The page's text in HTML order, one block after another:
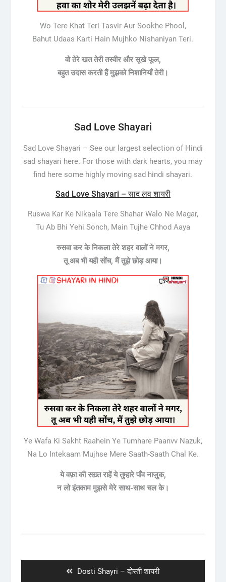
Wo Tere Khat Teri Tasvir Aur Sookhe Phool,
Bahut Udaas Karti Hain Mujhko Nishaniyan Teri.
वो तेरे खत तेरी तस्वीर और सूखे फूल,
बहुतउदासकरती हैं मुझको निशानियाँ तेरी।
Sad Love Shayari
Sad Love Shayari – See our largest selection of Hindi
sad shayari here. For those with dark hearts, you may
find here some highly moving sad hindi shayari.
Sad Love Shayari – साद लव शायरी
Ruswa Kar Ke Nikaala Tere Shahar Walo Ne Magar,
Tu Ab Bhi Yehi Sonch, Main Tujhe Chhod Aaya
रुसवा कर के निकला तेरे शहर वालों ने मगर,
तू अब भी यही सोंच, मैं तुझे छोड़ आया।
Ye Wafa Ki Sakht Raahein Ye Tumhare Paanvv Nazuk,
Na Lo Intekaam Mujhse Mere Saath-Saath Chal Ke.
ये वफ़ा की सख़्त राहें ये तुम्हारे पाँव नाज़ुक,
न लो इंतकाम मुझसे मेरे साथ-साथ चल के।
Previous
Dosti Shayri – दोस्ती शायरी